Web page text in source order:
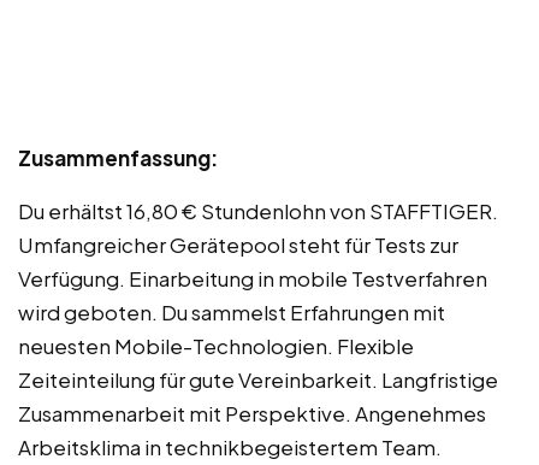
Zusammenfassung:
Du erhältst 16,80 € Stundenlohn von STAFFTIGER.
Umfangreicher Gerätepool steht für Tests zur
Verfügung. Einarbeitung in mobile Testverfahren
wird geboten. Du sammelst Erfahrungen mit
neuesten Mobile-Technologien. Flexible
Zeiteinteilung für gute Vereinbarkeit. Langfristige
Zusammenarbeit mit Perspektive. Angenehmes
Arbeitsklima in technikbegeistertem Team.